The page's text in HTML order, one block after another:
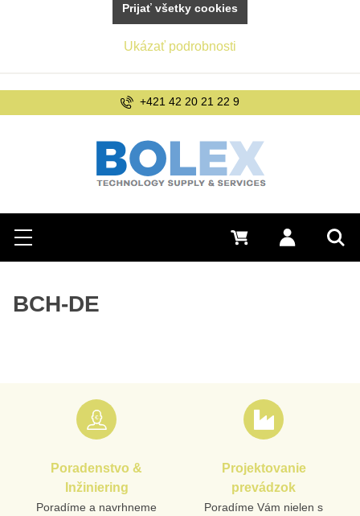
Hľadať
Menu Prihlásiť sa
0 €
+421 42 20 21 22 9
BCH-DE
Poradenstvo &
Inžiniering
Poradíme a navrhneme
Projektovanie
prevádzok
Poradíme Vám nielen s
Ukázať podrobnosti
Prijať všetky cookies